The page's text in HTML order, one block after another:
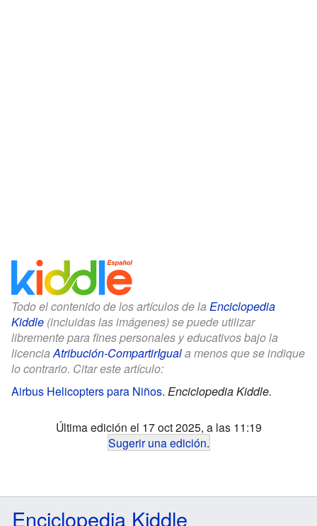
Todo el contenido de los artículos de la Enciclopedia
Kiddle (incluidas las imágenes) se puede utilizar
libremente para fines personales y educativos bajo la
licenciaAtribución-CompartirIguala menos que se indique
lo contrario. Citar este artículo:
Airbus Helicopters para Niños. Enciclopedia Kiddle.
Última edición el 17 oct 2025, a las 11:19
Sugerir una edición.
Enciclopedia Kiddle